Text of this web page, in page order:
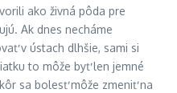
ako živná pôda pre
Ak dnes necháme
v ústach dlhšie, sami si
to môže byť len jemné
sa bolesť môže zmeniť na